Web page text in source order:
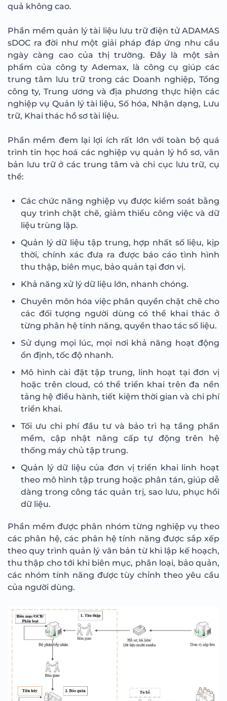
quả không cao.
Phần mềm quản lý tài liệu lưu trữ điện tử ADAMAS
sDOC ra đời như một giải pháp đáp ứng nhu cầu
ngày càng cao của thị trường. Đây là một sản
phẩm của công ty Ademax, là công cụ giúp các
trung tâm lưu trữ trong các Doanh nghiệp, Tổng
công ty, Trung ương và địa phương thực hiện các
nghiệp vụ Quản lý tài liệu, Số hóa, Nhận dạng, Lưu
trữ, Khai thác hồ sơ tài liệu.
Phần mềm đem lại lợi ích rất lớn với toàn bộ quá
trình tin học hoá các nghiệp vụ quản lý hồ sơ, văn
bản lưu trữ ở các trung tâm và chi cục lưu trữ, cụ
thể:
Các chức năng nghiệp vụ được kiểm soát bằng
quy trình chặt chẽ, giảm thiểu công việc và dữ
liệu trùng lặp.
Quản lý dữ liệu tập trung, hợp nhất số liệu, kịp
thời, chính xác đưa ra được báo cáo tình hình
thu thập, biên mục, bảo quản tại đơn vị.
Khả năng xử lý dữ liệu lớn, nhanh chóng.
Chuyên môn hóa việc phân quyền chặt chẽ cho
các đối tượng người dùng có thể khai thác ở
từng phân hệ tính năng, quyền thao tác số liệu.
Sử dụng mọi lúc, mọi nơi khả năng hoạt động
ổn định, tốc độ nhanh.
Mô hình cài đặt tập trung, linh hoạt tại đơn vị
hoặc trên cloud, có thể triển khai trên đa nền
tảng hệ điều hành, tiết kiệm thời gian và chi phí
triển khai.
Tối ưu chi phí đầu tư và bảo trì hạ tầng phần
mềm, cập nhật nâng cấp tự động trên hệ
thống máy chủ tập trung.
Quản lý dữ liệu của đơn vị triển khai linh hoạt
theo mô hình tập trung hoặc phân tán, giúp dễ
dàng trong công tác quản trị, sao lưu, phục hồi
dữ liệu.
Phần mềm được phân nhóm từng nghiệp vụ theo
các phân hệ, các phân hệ tính năng được sắp xếp
theo quy trình quản lý văn bản từ khi lập kế hoạch,
thu thập cho tới khi biên mục, phân loại, bảo quản,
các nhóm tính năng được tùy chỉnh theo yêu cầu
của người dùng.